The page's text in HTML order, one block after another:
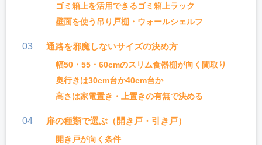
ゴミ箱上を活用できるゴミ箱上ラック
壁面を使う吊り戸棚・ウォールシェルフ
通路を邪魔しないサイズの決め方
幅50・55・60cmのスリム食器棚が向く間取り
奥行きは30cm台か40cm台か
高さは家電置き・上置きの有無で決める
扉の種類で選ぶ（開き戸・引き戸）
開き戸が向く条件